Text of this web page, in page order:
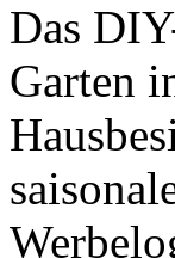
Das
Garten